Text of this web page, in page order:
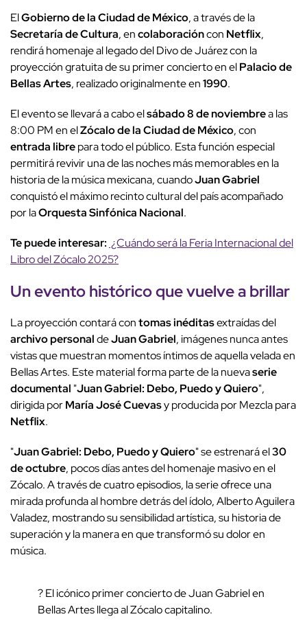
ElGobierno de la Ciudad de México, a través de la
Secretaría de Cultura, encolaboracióncon Netflix,
rendirá homenaje al legado del Divo de Juárez con la
proyección gratuita de su primer concierto en elPalacio de
Bellas Artes, realizado originalmente en1990.
El evento se llevará a cabo elsábado 8 de noviembrea las
8:00 PM en elZócalo de la Ciudad de México, con
entrada librepara todo el público. Esta función especial
permitirá revivir una de las noches más memorables en la
historia de la música mexicana, cuandoJuan Gabriel
conquistó el máximo recinto cultural del país acompañado
por laOrquesta Sinfónica Nacional.
Te puede interesar: ¿Cuándo será la Feria Internacional del
Libro del Zócalo 2025?
Unevento históricoquevuelve a brillar
La proyección contará contomas inéditasextraídas del
archivo personaldeJuan Gabriel, imágenes nunca antes
vistas que muestran momentos íntimos de aquella velada en
Bellas Artes. Este material forma parte de la nuevaserie
documental "Juan Gabriel: Debo, Puedo y Quiero",
dirigida porMaría José Cuevasy producida por Mezcla para
Netflix.
"Juan Gabriel: Debo, Puedo y Quiero" se estrenará el30
de octubre, pocos días antes del homenaje masivo en el
Zócalo. A través de cuatro episodios, la serie ofrece una
mirada profunda al hombre detrás del ídolo, Alberto Aguilera
Valadez, mostrando su sensibilidad artística, su historia de
superación y la manera en que transformó su dolor en
música.
? El icónico primer concierto de Juan Gabriel en
Bellas Artes llega al Zócalo capitalino.